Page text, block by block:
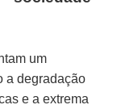
um
a degradação
e a extrema